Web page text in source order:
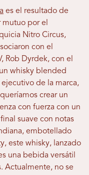
es el resultado de
por el
Nitro Circus,
con el
Rob Dyrdek, con el
whisky blended
de la marca,
crear un
con fuerza con un
suave con notas
embotellado
este whisky, lanzado
una bebida versátil
Actualmente, no se